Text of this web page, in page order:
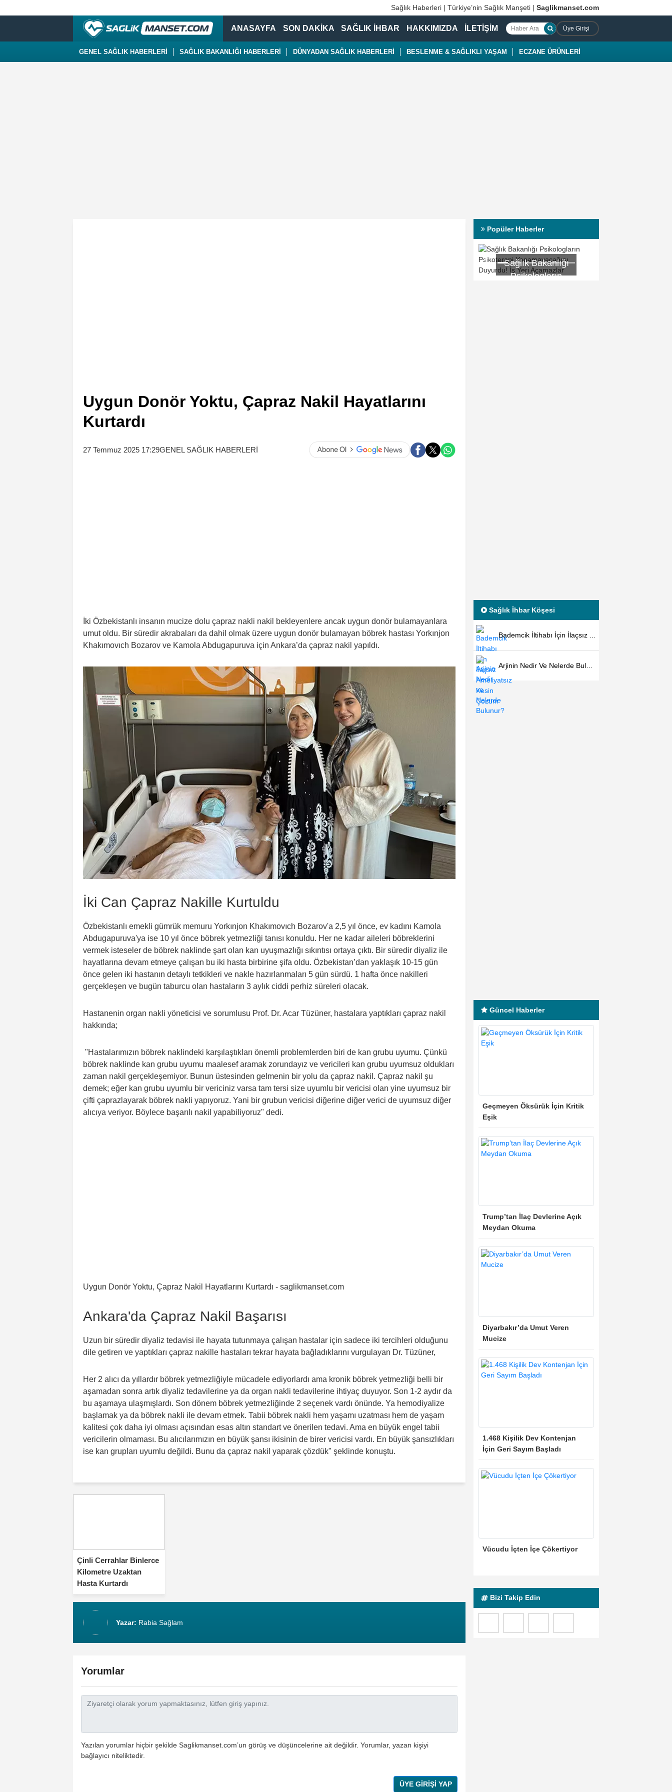
Sağlık Haberleri | Türkiye’nin Sağlık Manşeti | Saglikmanset.com
ANASAYFA SON DAKİKA SAĞLIK İHBAR HAKKIMIZDA İLETİŞİM Üye Girişi
GENEL SAĞLIK HABERLERİ SAĞLIK BAKANLIĞI HABERLERİ DÜNYADAN SAĞLIK HABERLERİ BESLENME & SAĞLIKLI YAŞAM ECZANE ÜRÜNLERİ
Uygun Donör Yoktu, Çapraz Nakil Hayatlarını
Kurtardı
27 Temmuz 2025 17:29GENEL SAĞLIK HABERLERİ
İki Özbekistanlı insanın mucize dolu çapraz nakli nakil bekleyenlere ancak uygun donör bulamayanlara
umut oldu. Bir süredir akrabaları da dahil olmak üzere uygun donör bulamayan böbrek hastası Yorkınjon
Khakımovıch Bozarov ve Kamola Abdugapuruva için Ankara’da çapraz nakil yapıldı.
İki Can Çapraz Nakille Kurtuldu
Özbekistanlı emekli gümrük memuru Yorkınjon Khakımovıch Bozarov'a 2,5 yıl önce, ev kadını Kamola
Abdugapuruva'ya ise 10 yıl önce böbrek yetmezliği tanısı konuldu. Her ne kadar aileleri böbreklerini
vermek isteseler de böbrek naklinde şart olan kan uyuşmazlığı sıkıntısı ortaya çıktı. Bir süredir diyaliz ile
hayatlarına devam etmeye çalışan bu iki hasta birbirine şifa oldu. Özbekistan’dan yaklaşık 10-15 gün
önce gelen iki hastanın detaylı tetkikleri ve nakle hazırlanmaları 5 gün sürdü. 1 hafta önce nakilleri
gerçekleşen ve bugün taburcu olan hastaların 3 aylık ciddi perhiz süreleri olacak.
Hastanenin organ nakli yöneticisi ve sorumlusu Prof. Dr. Acar Tüzüner, hastalara yaptıkları çapraz nakil
hakkında;
"Hastalarımızın böbrek naklindeki karşılaştıkları önemli problemlerden biri de kan grubu uyumu. Çünkü
böbrek naklinde kan grubu uyumu maalesef aramak zorundayız ve vericileri kan grubu uyumsuz oldukları
zaman nakil gerçekleşemiyor. Bunun üstesinden gelmenin bir yolu da çapraz nakil. Çapraz nakil şu
demek; eğer kan grubu uyumlu bir vericiniz varsa tam tersi size uyumlu bir vericisi olan yine uyumsuz bir
çifti çaprazlayarak böbrek nakli yapıyoruz. Yani bir grubun vericisi diğerine diğer verici de uyumsuz diğer
alıcıya veriyor. Böylece başarılı nakil yapabiliyoruz" dedi.
Ankara'da Çapraz Nakil Başarısı
Uzun bir süredir diyaliz tedavisi ile hayata tutunmaya çalışan hastalar için sadece iki tercihleri olduğunu
dile getiren ve yaptıkları çapraz nakille hastaları tekrar hayata bağladıklarını vurgulayan Dr. Tüzüner,
Her 2 alıcı da yıllardır böbrek yetmezliğiyle mücadele ediyorlardı ama kronik böbrek yetmezliği belli bir
aşamadan sonra artık diyaliz tedavilerine ya da organ nakli tedavilerine ihtiyaç duyuyor. Son 1-2 aydır da
bu aşamaya ulaşmışlardı. Son dönem böbrek yetmezliğinde 2 seçenek vardı önünde. Ya hemodiyalize
başlamak ya da böbrek nakli ile devam etmek. Tabii böbrek nakli hem yaşamı uzatması hem de yaşam
kalitesi çok daha iyi olması açısından esas altın standart ve önerilen tedavi. Ama en büyük engel tabii
vericilerin olmaması. Bu alıcılarımızın en büyük şansı ikisinin de birer vericisi vardı. En büyük şansızlıkları
ise kan grupları uyumlu değildi. Bunu da çapraz nakil yaparak çözdük" şeklinde konuştu.
Çinli Cerrahlar Binlerce
Kilometre Uzaktan
Hasta Kurtardı
Yazar: Rabia Sağlam
Yorumlar
Yazılan yorumlar hiçbir şekilde Saglikmanset.com’un görüş ve düşüncelerine ait değildir. Yorumlar, yazan kişiyi
bağlayıcı niteliktedir.
ÜYE GİRİŞİ YAP
Popüler Haberler
Beklazon Krem
Nedir? Ne İşe
Sağlık İhbar Köşesi
Güncel Haberler
Geçmeyen Öksürük İçin Kritik
Eşik
Trump’tan İlaç Devlerine Açık
Meydan Okuma
Diyarbakır’da Umut Veren
Mucize
1.468 Kişilik Dev Kontenjan
İçin Geri Sayım Başladı
Vücudu İçten İçe Çökertiyor
Bizi Takip Edin